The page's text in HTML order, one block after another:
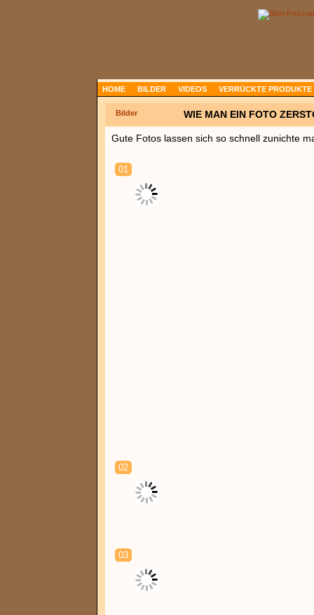
HOME BILDER VIDEOS VERRÜCKTE PRODUKTE
Bilder WIE MAN EIN FOTO
Gute Fotos lassen sich so schnell zunichte
01
02
03